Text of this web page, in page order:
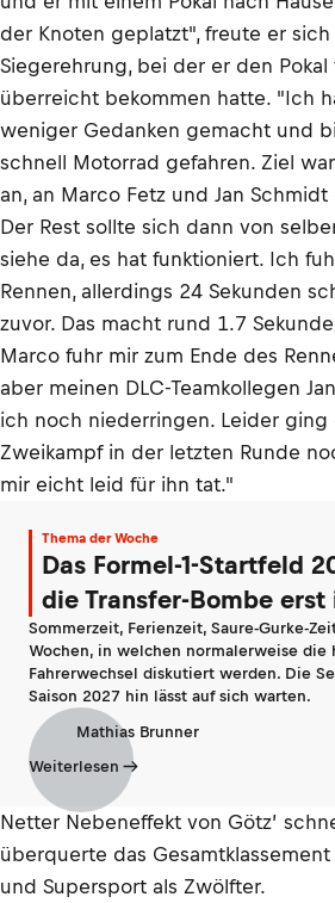
der Knoten geplatzt", freute er
Siegerehrung, bei der er den Pokal
überreicht bekommen hatte. "Ich
weniger Gedanken gemacht und
schnell Motorrad gefahren. Ziel
an, an Marco Fetz und Jan
Der Rest sollte sich dann von
siehe da, es hat funktioniert. Ich
Rennen, allerdings 24 Sekunden
zuvor. Das macht rund 1.7
Marco fuhr mir zum Ende des
aber meinen DLC-Teamkollegen
ich noch niederringen. Leider ging
Zweikampf in der letzten Runde
mir eicht leid für ihn tat."
Thema der Woche
Das Formel-1-Startfeld
die Transfer-Bombe erst
Sommerzeit, Ferienzeit, Saure-Gurke-
Wochen, in welchen normalerweise die
Fahrerwechsel diskutiert werden. Die
Saison 2027 hin lässt auf sich warten.
Mathias Brunner
Weiterlesen
Netter Nebeneffekt von Götz’
überquerte das
und Supersport als Zwölfter.